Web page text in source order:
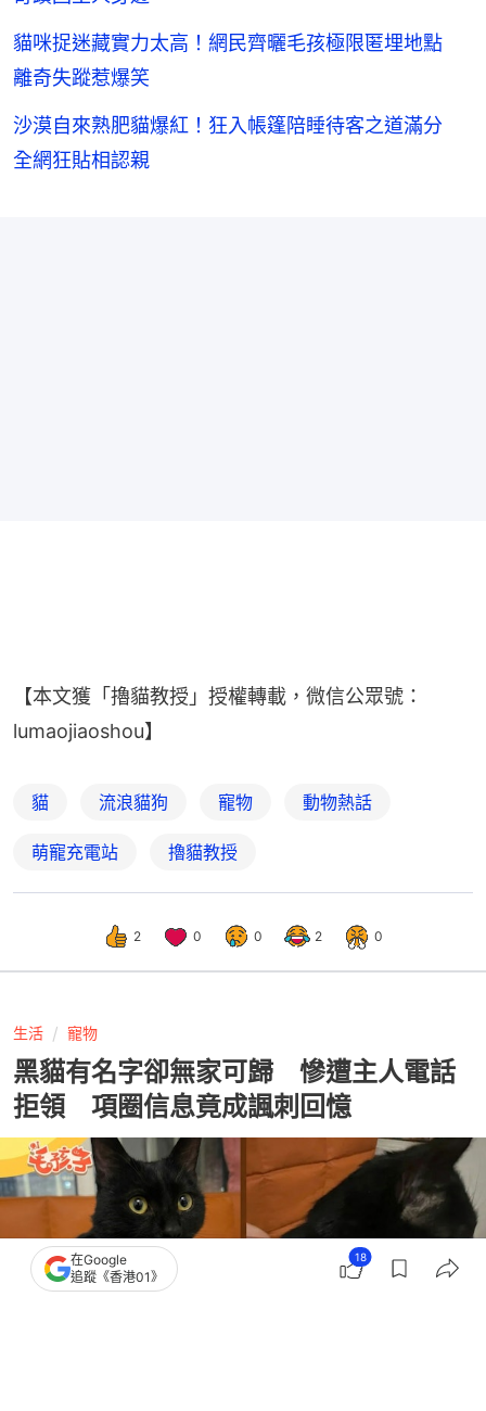
貓咪捉迷藏實力太高！網民齊曬毛孩極限匿埋地點
離奇失蹤惹爆笑
沙漠自來熟肥貓爆紅！狂入帳篷陪睡待客之道滿分
全網狂貼相認親
【本文獲「擼貓教授」授權轉載，微信公眾號：
lumaojiaoshou】
貓 流浪貓狗 寵物 動物熱話
萌寵充電站 擼貓教授
2 0 0 2 0
生活 寵物
黑貓有名字卻無家可歸 慘遭主人電話
拒領 項圈信息竟成諷刺回憶
在Google
追蹤《香港01》
18